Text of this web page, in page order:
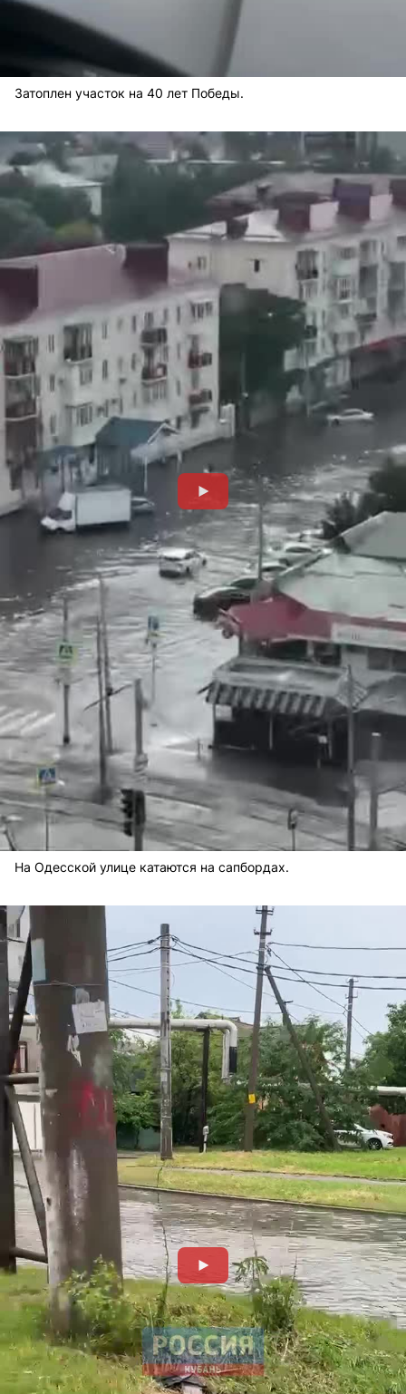
Затоплен участок на 40 лет Победы.
На Одесской улице катаются на сапбордах.